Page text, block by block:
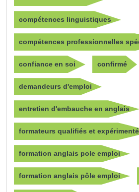
compétences linguistiques
compétences professionnelles
confiance en soi confirmé
demandeurs d'emploi
entretien d'embauche en anglais
formateurs qualifiés et
formation anglais pole emploi
formation anglais pôle emploi